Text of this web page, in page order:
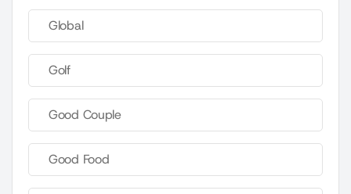
Global
Golf
Good Couple
Good Food